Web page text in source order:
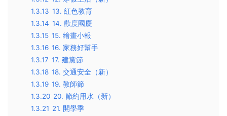
1.3.13 13. 紅色教育
1.3.14 14. 歡度國慶
1.3.15 15. 繪畫小報
1.3.16 16. 家務好幫手
1.3.17 17. 建黨節
1.3.18 18. 交通安全（新）
1.3.19 19. 教師節
1.3.20 20. 節約用水（新）
1.3.21 21. 開學季